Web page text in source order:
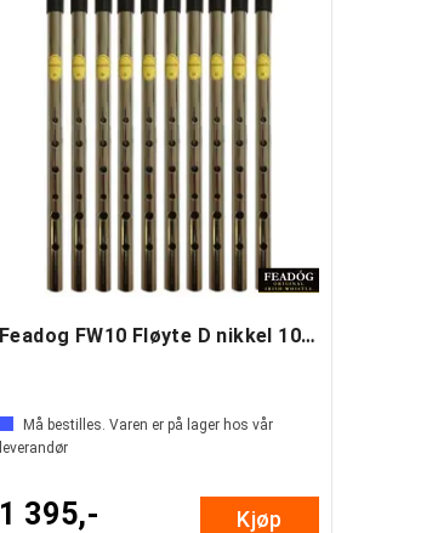
Feadog FW10 Fløyte D nikkel 10-pakning
Må bestilles. Varen er på lager hos vår
leverandør
1 395,- Kjøp